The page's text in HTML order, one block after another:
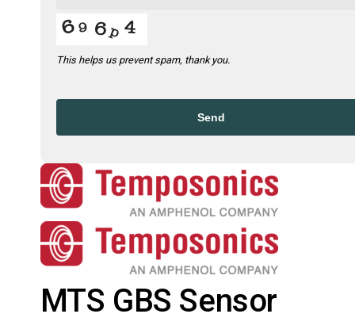
This helps us prevent spam, thank you.
Send
ADDRESS
MTS GBS Sensor